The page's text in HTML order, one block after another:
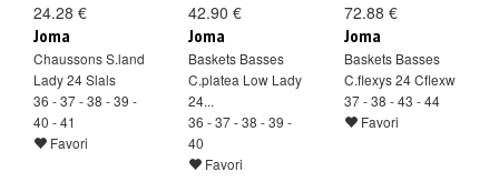
24.28 €
Joma
Chaussons S.land
Lady 24 Slals
36 - 37 - 38 - 39 -
40 - 41
Favori
42.90 €
Joma
Baskets Basses
C.platea Low Lady
24...
36 - 37 - 38 - 39 -
40
Favori
72.88 €
Joma
Baskets Basses
C.flexys 24 Cflexw
37 - 38 - 43 - 44
Favori